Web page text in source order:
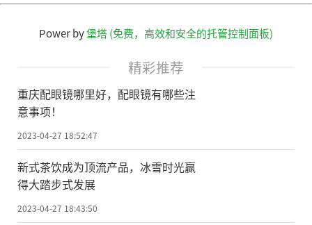
Power by堡塔 (免费，高效和安全的托管控制面板)
精彩推荐
重庆配眼镜哪里好，配眼镜有哪些注
意事项！
2023-04-27 18:52:47
新式茶饮成为顶流产品，冰雪时光赢
得大踏步式发展
2023-04-27 18:43:50